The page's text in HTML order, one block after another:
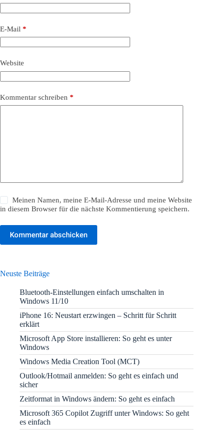
E-Mail *
Website
Kommentar schreiben *
Meinen Namen, meine E-Mail-Adresse und meine Website
in diesem Browser für die nächste Kommentierung speichern.
Kommentar abschicken
Neuste Beiträge
Bluetooth-Einstellungen einfach umschalten in
Windows 11/10
iPhone 16: Neustart erzwingen – Schritt für Schritt
erklärt
Microsoft App Store installieren: So geht es unter
Windows
Windows Media Creation Tool (MCT)
Outlook/Hotmail anmelden: So geht es einfach und
sicher
Zeitformat in Windows ändern: So geht es einfach
Microsoft 365 Copilot Zugriff unter Windows: So geht
es einfach